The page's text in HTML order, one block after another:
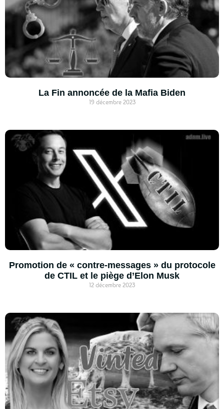
La Fin annoncée de la Mafia Biden
19 décembre 2023
Promotion de « contre-messages » du protocole
de CTIL et le piège d’Elon Musk
12 décembre 2023